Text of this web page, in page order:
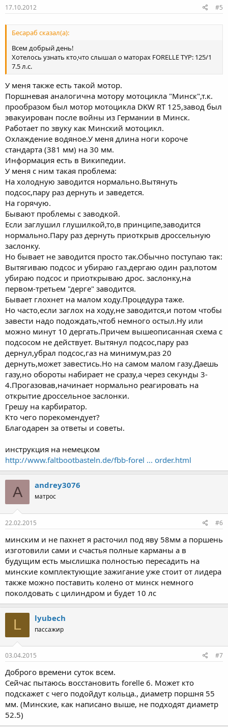
17.10.2012 #5
Бесараб сказал(а):
Всем добрый день!
Хотелось узнать кто,что слышал о маторах FORELLE TYP: 125/1
7.5 л.с.
У меня также есть такой мотор.
Поршневая аналогична мотору мотоцикла "Минск",т.к.
прообразом был мотор мотоцикла DKW RT 125,завод был
эвакуирован после войны из Германии в Минск.
Работает по звуку как Минский мотоцикл.
Охлаждение водяное.У меня длина ноги короче
стандарта (381 мм) на 30 мм.
Информация есть в Википедии.
У меня с ним такая проблема:
На холодную заводится нормально.Вытянуть
подсос,пару раз дернуть и заведется.
На горячую.
Бывают проблемы с заводкой.
Если заглушил глушилкой,то,в принципе,заводится
нормально.Пару раз дернуть приоткрыв дроссельную
заслонку.
Но бывает не заводится просто так.Обычно поступаю так:
Вытягиваю подсос и убираю газ,дергаю один раз,потом
убираю подсос и приоткрываю дрос. заслонку,на
первом-третьем "дерге" заводится.
Бывает глохнет на малом ходу.Процедура таже.
Но часто,если заглох на ходу,не заводится,и потом чтобы
завести надо подождать,чтоб немного остыл.Ну или
можно минут 10 дергать.Причем вышеописанная схема с
подсосом не действует. Вытянул подсос,пару раз
дернул,убрал подсос,газ на минимум,раз 20
дернуть,может завестись.Но на самом малом газу.Даешь
газу,но обороты набирает не сразу,а через секунды 3-
4.Прогазовав,начинает нормально реагировать на
открытие дроссельное заслонки.
Грешу на карбиратор.
Кто чего порекомендует?
Благодарен за ответы и советы.
инструкция на немецком
http://www.faltbootbasteln.de/fbb-forel ... order.html
A andrey3076
матрос
22.02.2015 #6
минским и не пахнет я расточил под яву 58мм а поршень
изготовили сами и счастья полные карманы а в
будущим есть мыслишка полностью пересадить на
минские комплектующие зажигание уже стоит от лидера
также можно поставить колено от минск немного
поколдовать с цилиндром и будет 10 лс
L lyubech
пассажир
03.04.2015 #7
Доброго времени суток всем.
Сейчас пытаюсь восстановить forelle 6. Может кто
подскажет с чего подойдут кольца., диаметр поршня 55
мм. (Минские, как написано выше, не подходят диаметр
52.5)